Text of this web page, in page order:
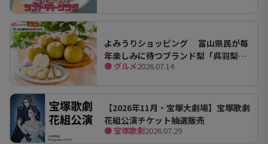
よみうりショッピング 富山県民が毎
年楽しみに待つブランド梨「呉羽梨
（幸水）」限定100箱を特別販売！
● グルメ2026.07.14
【2026年11月・宝塚大劇場】宝塚歌劇
花組公演チケット抽選販売
● 宝塚歌劇2026.07.29